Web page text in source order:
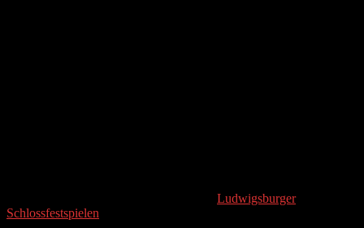
Ludwigsburger
Schlossfestspielen